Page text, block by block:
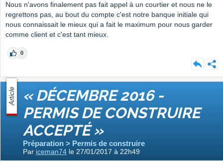
Nous n'avons finalement pas fait appel à un courtier et nous ne le
regrettons pas, au bout du compte c'est notre banque initiale qui
nous connaissait le mieux qui a fait le maximum pour nous garder
comme client et c'est tant mieux.
0
Article « DÉCEMBRE 2016 -
PERMIS DE CONSTRUIRE
ACCEPTÉ »
Préparation > Permis de construire
Par iceman74 le 27/01/2017 à 22h49